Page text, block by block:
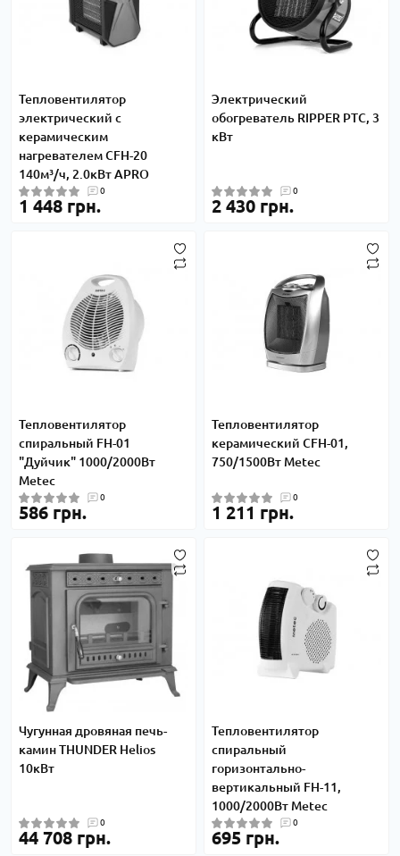
Тепловентилятор
электрический с
керамическим
нагревателем СFH-20
140м³/ч, 2.0кВт APRO
0
1 448 грн.
Электрический
обогреватель RIPPER PTC, 3
кВт
0
2 430 грн.
Тепловентилятор
спиральный FH-01
"Дуйчик" 1000/2000Вт
Metec
0
586 грн.
Тепловентилятор
керамический CFH-01,
750/1500Вт Metec
0
1 211 грн.
Чугунная дровяная печь-
камин THUNDER Helios
10кВт
0
44 708 грн.
Тепловентилятор
спиральный
горизонтально-
вертикальный FH-11,
1000/2000Вт Metec
0
695 грн.